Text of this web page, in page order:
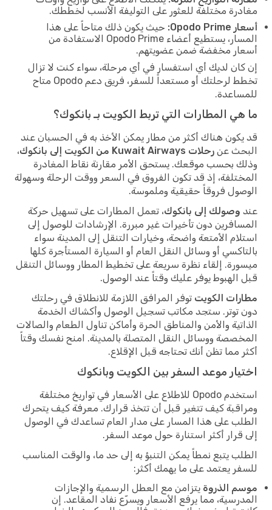
مغادرة مختلفة للعثور على التوليفة الأنسب لخططك.
أسعار Opodo Prime:
حيث يكون ذلك متاحاً على هذا
المسار، يستطيع أعضاء Opodo Prime الاستفادة من
أسعار مخفضة ضمن عضويتهم.
إن كان لديك أي استفسار في أي مرحلة، سواء كنت لا تزال
تخطط لرحلتك أو مستعداً للسفر، فريق دعم Opodo متاح
للمساعدة.
ما هي المطارات التي تربط الكويت بـ بانكوك؟
قد يكون هناك أكثر من مطار يمكن الأخذ به في الحسبان عند
البحث عن رحلات Kuwait Airways من الكويت إلى بانكوك
،
وذلك بحسب موقعك. يستحق الأمر مقارنة نقاط المغادرة
المختلفة، إذ قد تكون الفروق في السعر ووقت الرحلة وسهولة
الوصول فروقاً حقيقية وملموسة.
عند وصولك إلى بانكوك، تعمل المطارات على تسهيل حركة
المسافرين دون تأخيرات غير مبررة. الإرشادات للوصول إلى
استلام الأمتعة واضحة، وخيارات التنقل إلى المدينة سواء
بالتاكسي أو وسائل النقل العام أو السيارة المستأجرة كلها
ميسورة. إلقاء نظرة سريعة على تخطيط المطار ووسائل التنقل
قبل الهبوط يوفر عليك وقتاً عند الوصول.
مطارات الكويت توفر المرافق اللازمة للانطلاق في رحلتك
دون توتر. ستجد مكاتب تسجيل الوصول وأكشاك الخدمة
الذاتية والأمن والمناطق الحرة وأماكن تناول الطعام والصالات
المخصصة ووسائل النقل المتصلة بالمدينة. امنح نفسك وقتاً
أكثر مما تظن أنك تحتاجه قبل الإقلاع.
اختيار موعد السفر بين الكويت وبانكوك
استخدم Opodo للاطلاع على الأسعار في تواريخ مختلفة
ومراقبة كيف تتغير قبل أن تتخذ قرارك. معرفة كيف يتحرك
الطلب على هذا المسار على مدار العام تساعدك في الوصول
إلى قرار أكثر استنارة حول موعد السفر.
الطلب يتبع نمطاً يمكن التنبؤ به إلى حد ما، والوقت المناسب
للسفر يعتمد على ما يهمك أكثر:
موسم الذروة يتزامن مع العطل الرسمية والإجازات
المدرسية، مما يرفع الأسعار ويسرّع نفاد المقاعد. إن